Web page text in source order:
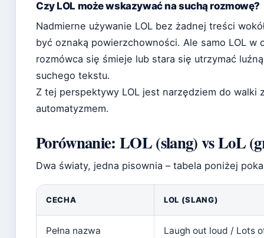
Czy LOL może wskazywać na suchą rozmowę?
Nadmierne używanie LOL bez żadnej treści
być oznaką powierzchowności. Ale samo LOL
rozmówca się śmieje lub stara się utrzymać
suchego tekstu.
Z tej perspektywy LOL jest narzędziem do walki
automatyzmem.
Porównanie: LOL (slang) vs LoL
Dwa światy, jedna pisownia – tabela poniżej
CECHA LOL (SLANG)
Pełna nazwa Laugh out loud / Lots